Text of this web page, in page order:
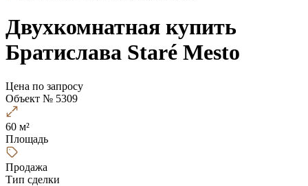
Двухкомнатная купить
Братислава Staré Mesto
Цена по запросу
Объект № 5309
60 м²
Площадь
Продажа
Тип сделки